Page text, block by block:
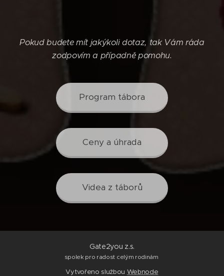
Pokud budete mít jakýkoli dotaz, tak Vám ráda
zodpovím a případně pomohu.
Program tábora
Ceny a úhrada
Videa z táborů
Gate2you z.s.
spolek pro radost celým rodinám
Vytvořeno službou Webnode